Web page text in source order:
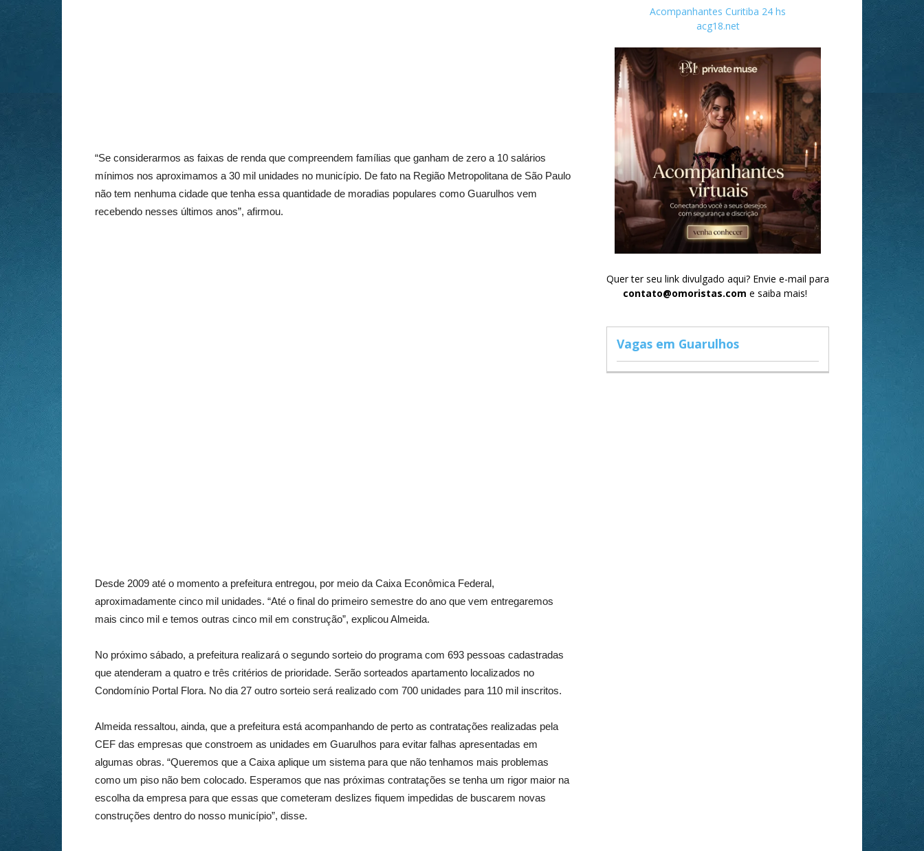
“Se considerarmos as faixas de renda que compreendem famílias que ganham de zero a 10 salários
mínimos nos aproximamos a 30 mil unidades no município. De fato na Região Metropolitana de São Paulo
não tem nenhuma cidade que tenha essa quantidade de moradias populares como Guarulhos vem
recebendo nesses últimos anos”, afirmou.
Desde 2009 até o momento a prefeitura entregou, por meio da Caixa Econômica Federal,
aproximadamente cinco mil unidades. “Até o final do primeiro semestre do ano que vem entregaremos
mais cinco mil e temos outras cinco mil em construção”, explicou Almeida.
No próximo sábado, a prefeitura realizará o segundo sorteio do programa com 693 pessoas cadastradas
que atenderam a quatro e três critérios de prioridade. Serão sorteados apartamento localizados no
Condomínio Portal Flora. No dia 27 outro sorteio será realizado com 700 unidades para 110 mil inscritos.
Almeida ressaltou, ainda, que a prefeitura está acompanhando de perto as contratações realizadas pela
CEF das empresas que constroem as unidades em Guarulhos para evitar falhas apresentadas em
algumas obras. “Queremos que a Caixa aplique um sistema para que não tenhamos mais problemas
como um piso não bem colocado. Esperamos que nas próximas contratações se tenha um rigor maior na
escolha da empresa para que essas que cometeram deslizes fiquem impedidas de buscarem novas
construções dentro do nosso município”, disse.
Acompanhantes Curitiba 24 hs
acg18.net
Quer ter seu link divulgado aqui? Envie e-mail para
contato@omoristas.com e saiba mais!
Vagas em Guarulhos